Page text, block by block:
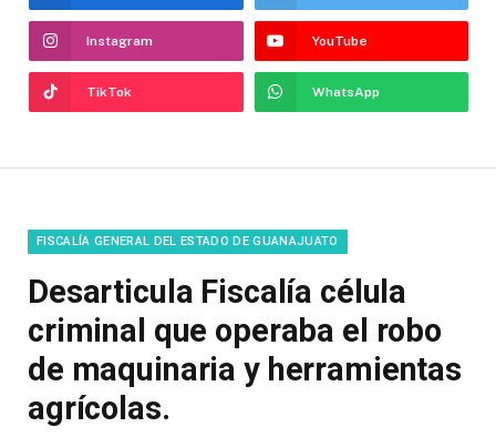
Instagram YouTube
TikTok WhatsApp
FISCALÍA GENERAL DEL ESTADO DE GUANAJUATO
Desarticula Fiscalía célula
criminal que operaba el robo
de maquinaria y herramientas
agrícolas.